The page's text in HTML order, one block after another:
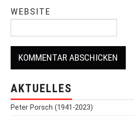
WEBSITE
AKTUELLES
Peter Porsch (1941-2023)